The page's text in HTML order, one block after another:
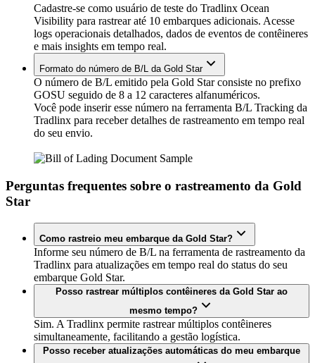
Cadastre-se como usuário de teste do Tradlinx Ocean
Visibility para rastrear até 10 embarques adicionais. Acesse
logs operacionais detalhados, dados de eventos de contêineres
e mais insights em tempo real.
Formato do número de B/L da Gold Star
O número de B/L emitido pela Gold Star consiste no prefixo
GOSU seguido de 8 a 12 caracteres alfanuméricos.
Você pode inserir esse número na ferramenta B/L Tracking da
Tradlinx para receber detalhes de rastreamento em tempo real
do seu envio.
Perguntas frequentes sobre o rastreamento da Gold
Star
Como rastreio meu embarque da Gold Star?
Informe seu número de B/L na ferramenta de rastreamento da
Tradlinx para atualizações em tempo real do status do seu
embarque Gold Star.
Posso rastrear múltiplos contêineres da Gold Star ao
mesmo tempo?
Sim. A Tradlinx permite rastrear múltiplos contêineres
simultaneamente, facilitando a gestão logística.
Posso receber atualizações automáticas do meu embarque